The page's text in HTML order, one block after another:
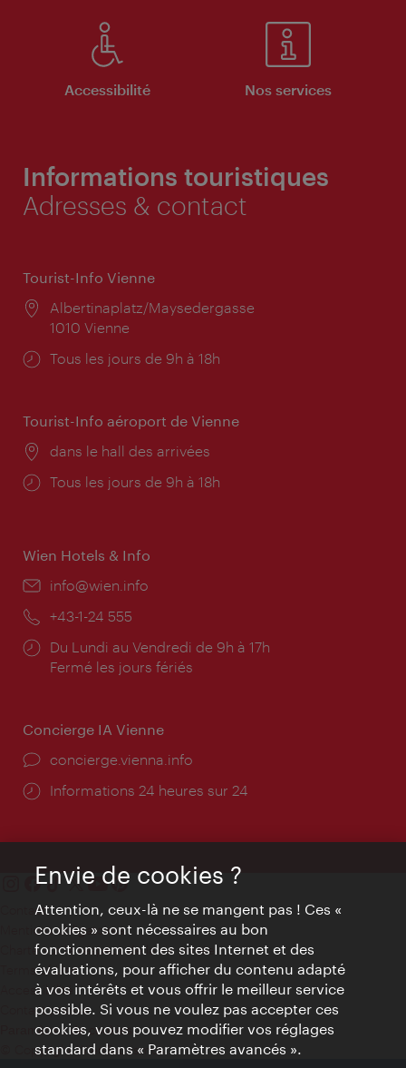
Accessibilité Nos services
Informations touristiques
Adresses & contact
Tourist-Info Vienne
Lieu:
Albertinaplatz/Maysedergasse
1010 Vienne
Horaires
Tous les jours de 9h à 18h
Tourist-Info aéroport de Vienne
Lieu:
dans le hall des arrivées
Horaires
Tous les jours de 9h à 18h
Wien Hotels & Info
E-
info@wien.info
Téléphone:
+43-1-24 555
Horaires
d'ouverture:
Du Lundi au Vendredi de 9h à 17h
Fermé les jours fériés
Concierge IA Vienne
Ort:
concierge.vienna.info
Öffnungszeiten:
Informations 24 heures sur 24
Contact
Mentions obligatoires
Charte sur le respect de la vie privée
Terms of Use
Accessibilité
Contact presse
Paramètres de cookies
© Copyright WienTourismus
Envie de cookies ?
Attention, ceux-là ne se mangent pas ! Ces «
cookies » sont nécessaires au bon
fonctionnement des sites Internet et des
évaluations, pour afficher du contenu adapté
à vos intérêts et vous offrir le meilleur service
possible. Si vous ne voulez pas accepter ces
cookies, vous pouvez modifier vos réglages
standard dans « Paramètres avancés ».